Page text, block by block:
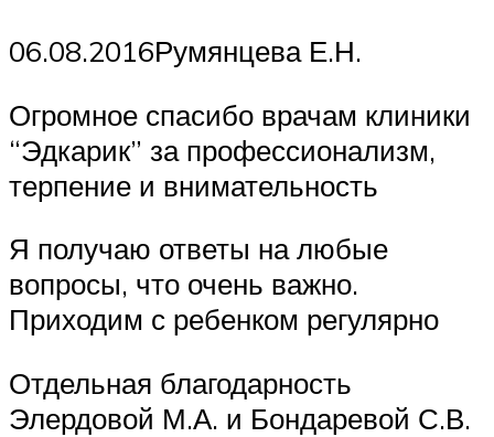
06.08.2016Румянцева Е.Н.
Огромное спасибо врачам клиники
“Эдкарик” за профессионализм,
терпение и внимательность
Я получаю ответы на любые
вопросы, что очень важно.
Приходим с ребенком регулярно
Отдельная благодарность
Элердовой М.А. и Бондаревой С.В.